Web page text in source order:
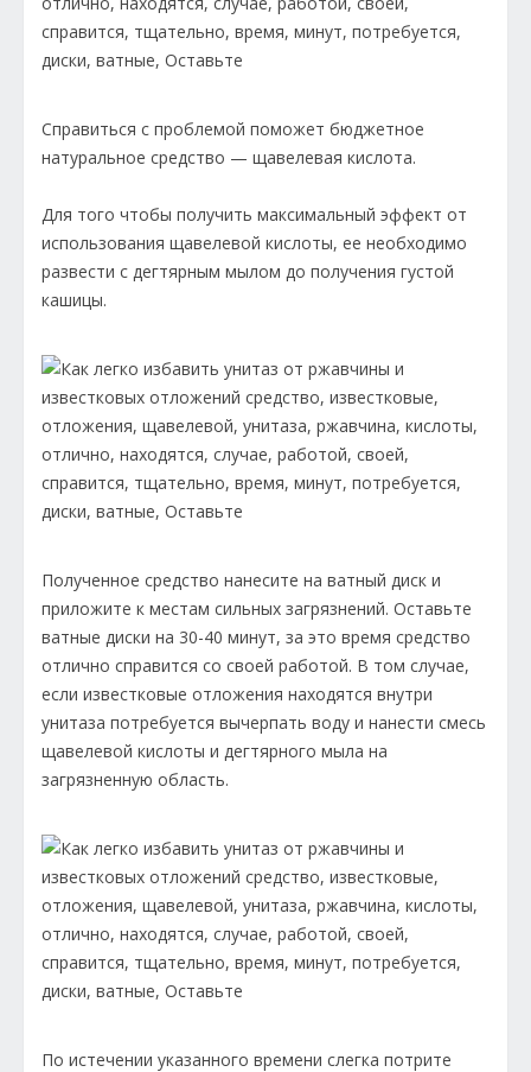
Справиться с проблемой поможет бюджетное
натуральное средство — щавелевая кислота.
Для того чтобы получить максимальный эффект от
использования щавелевой кислоты, ее необходимо
развести с дегтярным мылом до получения густой
кашицы.
Полученное средство нанесите на ватный диск и
приложите к местам сильных загрязнений. Оставьте
ватные диски на 30-40 минут, за это время средство
отлично справится со своей работой. В том случае,
если известковые отложения находятся внутри
унитаза потребуется вычерпать воду и нанести смесь
щавелевой кислоты и дегтярного мыла на
загрязненную область.
По истечении указанного времени слегка потрите